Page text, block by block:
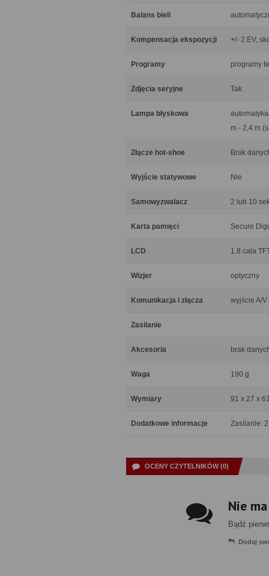
Balans bieli
Kompensacja ekspozycji +/- 2 EV,
Programy programy
Zdjęcia seryjne Tak
Lampa błyskowa
m - 2,4 m
Złącze hot-shoe Brak
Wyjście statywowe Nie
Samowyzwalacz 2 lub 10
Karta pamięci Secure
LCD 1.8 cala
Wizjer optyczny
Komunikacja i złącza wyjście A/
Zasilanie
Akcesoria brak
Waga 190 g
Wymiary 91 x 27 x
Dodatkowe informacje Zasilanie:
OCENY CZYTELNIKÓW (0)
Nie
Bądź
Dodaj